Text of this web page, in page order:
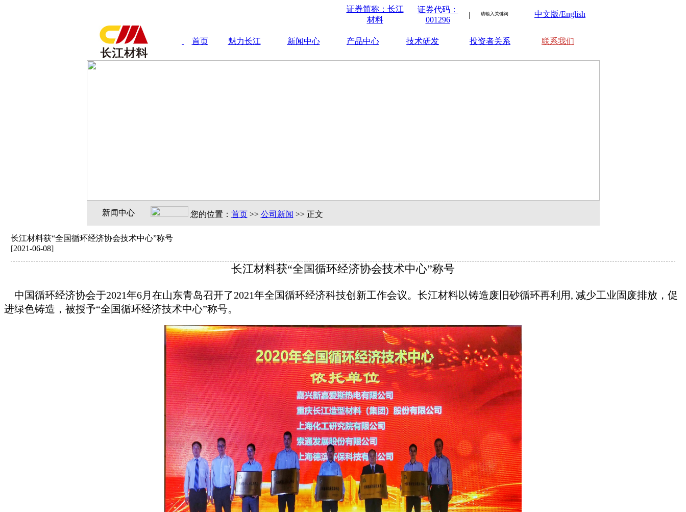
证券简称：长江
材料
证券代码：
001296
| 中文版/English
首页 魅力长江 新闻中心 产品中心 技术研发 投资者关系 联系我们
新闻中心 您的位置： 首页>> 公司新闻 >> 正文
长江材料获“全国循环经济协会技术中心”称号
[2021-06-08]
长江材料获“全国循环经济协会技术中心”称号
中国循环经济协会于2021年6月在山东青岛召开了2021年全国循环经济科技创新工作会议。长江材料以铸造废旧砂循环再利用, 减少工业固废排放，促
进绿色铸造，被授予“全国循环经济技术中心”称号。